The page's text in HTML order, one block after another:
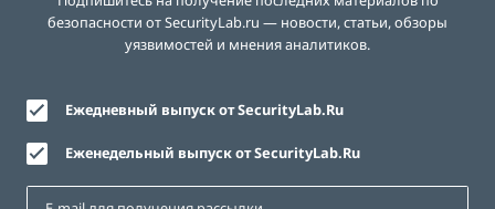
безопасности от SecurityLab.ru — новости, статьи, обзоры
уязвимостей и мнения аналитиков.
Ежедневный выпуск от SecurityLab.Ru
Еженедельный выпуск от SecurityLab.Ru